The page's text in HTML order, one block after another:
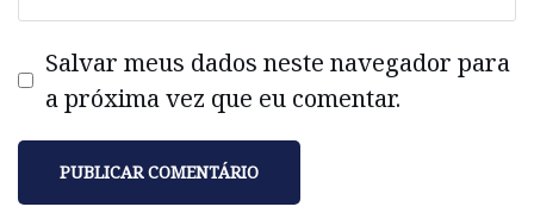
Salvar meus dados neste navegador para
a próxima vez que eu comentar.